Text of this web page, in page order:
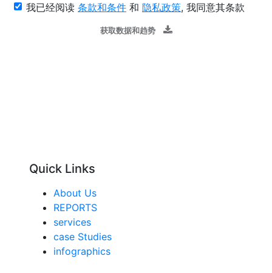
我已经阅读 条款和条件 和 隐私政策, 我同意其条款
获取数据和趋势
Quick Links
About Us
REPORTS
services
case Studies
infographics